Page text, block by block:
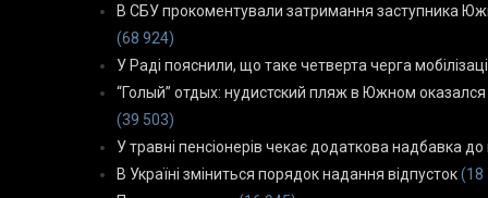
В СБУ прокоментували затримання заступника
(68 924)
У Раді пояснили, що таке четверта черга
“Голый” отдых: нудистский пляж в Южном
(39 503)
У травні пенсіонерів чекає додаткова надбавка до
В Україні зміниться порядок надання відпусток (18